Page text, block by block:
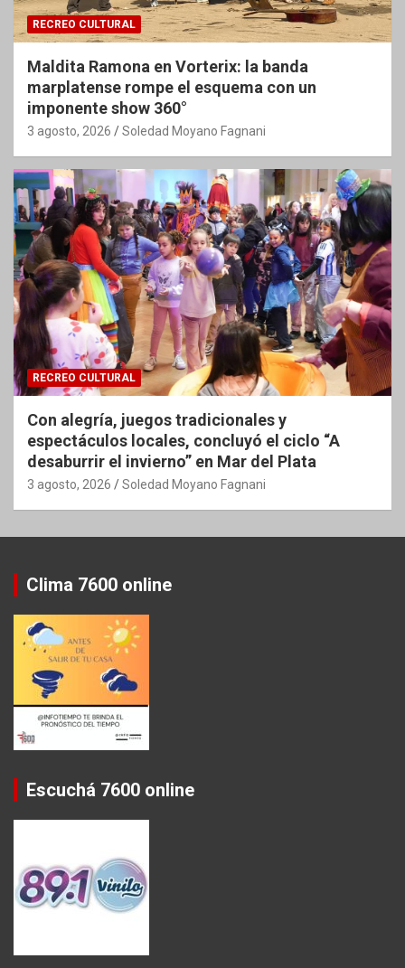
RECREO CULTURAL
Maldita Ramona en Vorterix: la banda
marplatense rompe el esquema con un
imponente show 360°
3 agosto, 2026 Soledad Moyano Fagnani
RECREO CULTURAL
Con alegría, juegos tradicionales y
espectáculos locales, concluyó el ciclo “A
desaburrir el invierno” en Mar del Plata
3 agosto, 2026 Soledad Moyano Fagnani
Clima 7600 online
Escuchá 7600 online